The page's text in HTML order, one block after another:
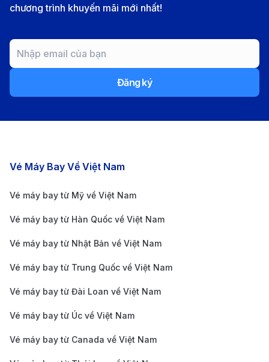
khách có một hành trình suôn sẻ.
từ Đài Loan, STARLUX Airlines cung cấp các
chuyến bay nối chuyến qua Đài Bắc. Với dịch vụ
sang trọng và các chuyến bay êm ái, STARLUX
chuyến qua Seoul. Hãng nổi tiếng với dịch vụ chất
tình, giúp hành khách có chuyến bay dễ chịu.
Thông tin về sân bay tại TP.HCM và
Kumamoto
Sân bay Quốc tế Tân Sơn Nhất (SGN) –
TP.HCM, Việt Nam
Sân bay Quốc tế Tân Sơn Nhất, cách trung tâm
TP.HCM khoảng 6 km về phía Bắc, là sân bay lớn
chương trình khuyến mãi mới nhất!
Đăng ký
Các chặng bay nổi bật
Vé Máy Bay Về Việt Nam
Vé máy bay từ Mỹ về Việt Nam
Vé máy bay từ Hàn Quốc về Việt Nam
Vé máy bay từ Nhật Bản về Việt Nam
Vé máy bay từ Trung Quốc về Việt Nam
Vé máy bay từ Đài Loan về Việt Nam
Vé máy bay từ Úc về Việt Nam
Vé máy bay từ Canada về Việt Nam